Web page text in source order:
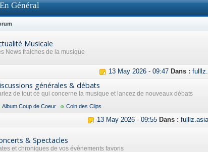
Général
Musicale
News fraiches de la musique
13 May 2026 - 09:47 Dans :
générales & débats
de tout ce qui concerne la musique et lancez de nouveaux débats
Album Coup de Coeur Coin des Clips
13 May 2026 - 09:55 Dans :
& Spectacles
et chroniques de vos évènements favoris